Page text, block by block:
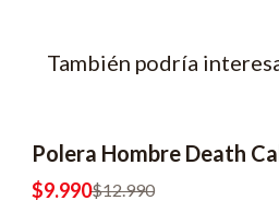
También podría
Polera Hombre Death
$9.990$12.990